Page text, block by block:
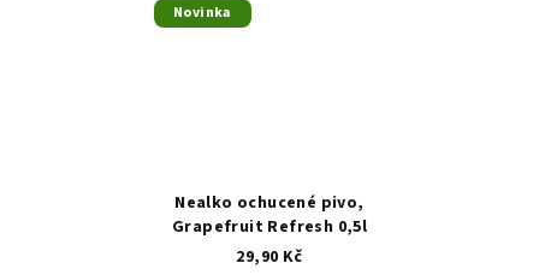
Novinka
Nealko ochucené pivo,
Grapefruit Refresh 0,5l
29,90 Kč